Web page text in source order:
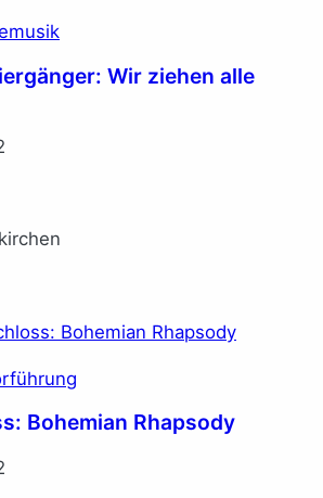
Wir ziehen alle
Bohemian Rhapsody